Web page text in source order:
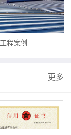
工程案例
更多